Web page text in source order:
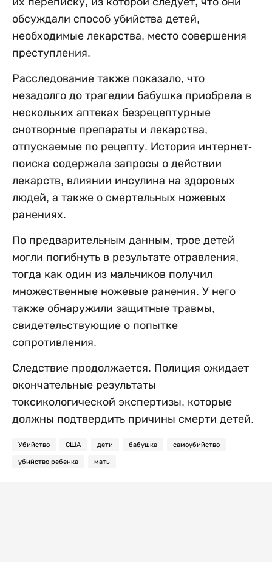
обсуждали способ убийства детей,
необходимые лекарства, место совершения
преступления.
Расследование также показало, что
незадолго до трагедии бабушка приобрела в
нескольких аптеках безрецептурные
снотворные препараты и лекарства,
отпускаемые по рецепту. История интернет-
поиска содержала запросы о действии
лекарств, влиянии инсулина на здоровых
людей, а также о смертельных ножевых
ранениях.
По предварительным данным, трое детей
могли погибнуть в результате отравления,
тогда как один из мальчиков получил
множественные ножевые ранения. У него
также обнаружили защитные травмы,
свидетельствующие о попытке
сопротивления.
Следствие продолжается. Полиция ожидает
окончательные результаты
токсикологической экспертизы, которые
должны подтвердить причины смерти детей.
Убийство США дети бабушка самоубийство
убийство ребенка мать